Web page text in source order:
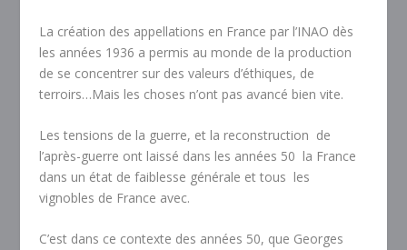
La création des appellations en France par l’INAO dès
les années 1936 a permis au monde de la production
de se concentrer sur des valeurs d’éthiques, de
terroirs…Mais les choses n’ont pas avancé bien vite.
Les tensions de la guerre, et la reconstruction de
l’après-guerre ont laissé dans les années 50 la France
dans un état de faiblesse générale et tous les
vignobles de France avec.
C’est dans ce contexte des années 50, que Georges